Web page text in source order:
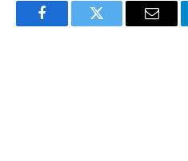
FacebookTwitter Email